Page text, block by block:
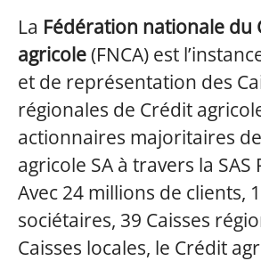
La Fédération nationale du
agricole(FNCA) est
et de représentation des
régionales de Crédit
actionnaires majoritaires
agricole SA à travers la SAS
Avec 24 millions de clients,
sociétaires, 39 Caisses
Caisses locales, le Crédit